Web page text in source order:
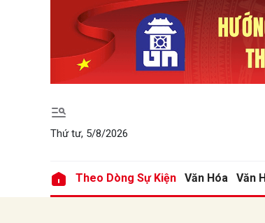
Thứ tư, 5/8/2026
Theo Dòng Sự Kiện Văn Hóa Văn